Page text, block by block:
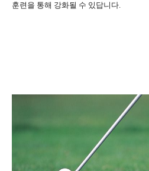
훈련을 통해 강화될 수 있답니다.